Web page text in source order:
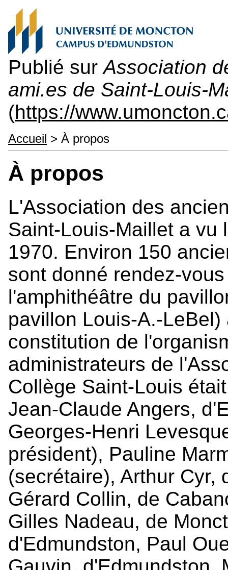
Publié surAssociation
ami.es de Saint-Louis-
(https://
Accueil > À propos
À propos
L'Association des
Saint-Louis-Maillet a vu
1970. Environ 150
sont donné rendez-
l'amphithéâtre du
pavillon Louis-A.-
constitution de
administrateurs de
Collège Saint-Louis
Jean-Claude Angers,
Georges-Henri
président), Pauline
(secrétaire), Arthur Cyr,
Gérard Collin, de
Gilles Nadeau, de
d'Edmundston, Paul